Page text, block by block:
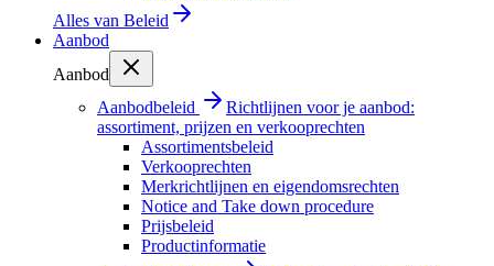
Alles van Beleid
Aanbod
Aanbod
Aanbodbeleid
Richtlijnen voor je aanbod:
assortiment, prijzen en verkooprechten
Assortimentsbeleid
Verkooprechten
Merkrichtlijnen en eigendomsrechten
Notice and Take down procedure
Prijsbeleid
Productinformatie